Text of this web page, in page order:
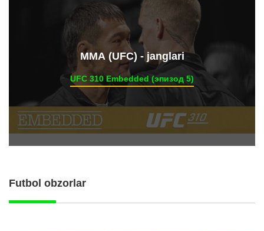
ММА (UFC) - janglari
UFC 310 Embedded (эпизод 5)
Futbol obzorlar